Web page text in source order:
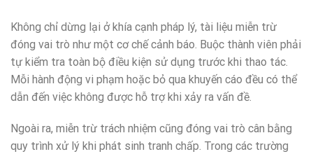
Không chỉ dừng lại ở khía cạnh pháp lý, tài liệu miễn trừ
đóng vai trò như một cơ chế cảnh báo. Buộc thành viên phải
tự kiểm tra toàn bộ điều kiện sử dụng trước khi thao tác.
Mỗi hành động vi phạm hoặc bỏ qua khuyến cáo đều có thể
dẫn đến việc không được hỗ trợ khi xảy ra vấn đề.
Ngoài ra, miễn trừ trách nhiệm cũng đóng vai trò cân bằng
quy trình xử lý khi phát sinh tranh chấp. Trong các trường